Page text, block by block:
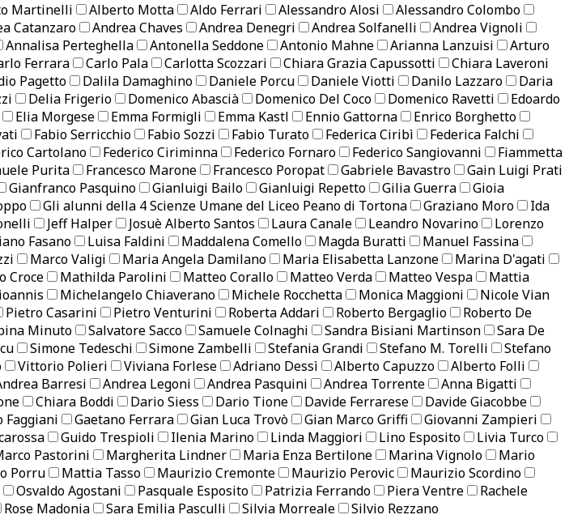
Martinelli Alberto Motta Aldo Ferrari Alessandro Alosi
Alessandro Colombo
Catanzaro Andrea Chaves Andrea Denegri Andrea Solfanelli
Andrea Vignoli
Annalisa Perteghella Antonella Seddone Antonio Mahne Arianna Lanzuisi
Arturo
Ferrara Carlo Pala Carlotta Scozzari Chiara Grazia Capussotti
Chiara Laveroni
Pagetto Dalila Damaghino Daniele Porcu Daniele Viotti Danilo Lazzaro
Daria
Delia Frigerio Domenico Abascià Domenico Del Coco Domenico Ravetti
Edoardo
Elia Morgese Emma Formigli Emma Kastl Ennio Gattorna
Enrico Borghetto
Fabio Serricchio Fabio Sozzi Fabio Turato Federica Ciribì
Federica Falchi
Cartolano Federico Ciriminna Federico Fornaro Federico Sangiovanni
Fiammetta
Purita Francesco Marone Francesco Poropat Gabriele Bavastro
Gain Luigi Prati
Gianfranco Pasquino Gianluigi Bailo Gianluigi Repetto Gilia Guerra
Gioia
Gli alunni della 4 Scienze Umane del Liceo Peano di Tortona Graziano Moro
Ida
Jeff Halper Josuè Alberto Santos Laura Canale Leandro Novarino
Lorenzo
Fasano Luisa Faldini Maddalena Comello Magda Buratti
Manuel Fassina
Marco Valigi Maria Angela Damilano Maria Elisabetta Lanzone
Marina D'agati
Croce Mathilda Parolini Matteo Corallo Matteo Verda Matteo Vespa
Mattia
Michelangelo Chiaverano Michele Rocchetta Monica Maggioni
Nicole Vian
Pietro Casarini Pietro Venturini Roberta Addari Roberto Bergaglio
Roberto De
Minuto Salvatore Sacco Samuele Colnaghi Sandra Bisiani Martinson
Sara De
Simone Tedeschi Simone Zambelli Stefania Grandi Stefano M. Torelli
Stefano
Vittorio Polieri Viviana Forlese Adriano Dessì Alberto Capuzzo
Alberto Folli
Barresi Andrea Legoni Andrea Pasquini Andrea Torrente
Anna Bigatti
Chiara Boddi Dario Siess Dario Tione Davide Ferrarese
Davide Giacobbe
Faggiani Gaetano Ferrara Gian Luca Trovò Gian Marco Griffi
Giovanni Zampieri
Guido Trespioli Ilenia Marino Linda Maggiori Lino Esposito
Livia Turco
Pastorini Margherita Lindner Maria Enza Bertilone Marina Vignolo
Mario
Porru Mattia Tasso Maurizio Cremonte Maurizio Perovic
Maurizio Scordino
Osvaldo Agostani Pasquale Esposito Patrizia Ferrando Piera Ventre
Rachele
Rose Madonia Sara Emilia Pasculli Silvia Morreale Silvio Rezzano